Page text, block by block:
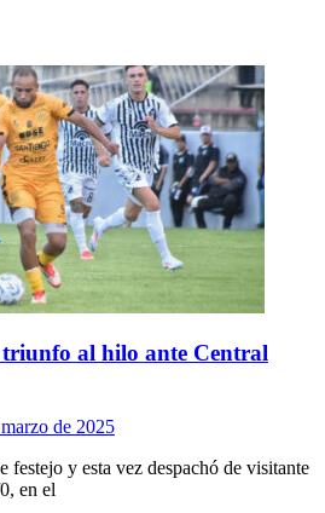
al hilo ante Central
de 2025
y esta vez despachó de visitante
en el